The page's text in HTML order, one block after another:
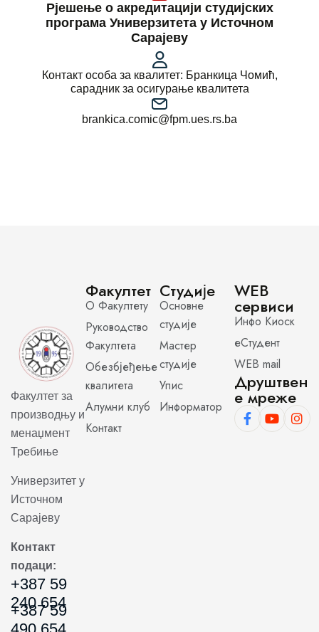
Рјешење о акредитацији студијских
програма Универзитета у Источном
Сарајеву
Контакт особа за квалитет: Бранкица Чомић,
сарадник за осигурање квалитета
brankica.comic@fpm.ues.rs.ba
Факултет за
производњу и
менаџмент
Требиње
Универзитет у
Источном
Сарајеву
Контакт
подаци:
+387 59
240 654
+387 59
Факултет
О Факултету
Руководство
Факултета
Обезбјеђење
квалитета
Алумни клуб
Контакт
Студије
Основне
студије
Мастер
студије
Упис
Информатор
WEB
сервиси
Инфо Киоск
еСтудент
WEB mail
Друштвен
е мреже